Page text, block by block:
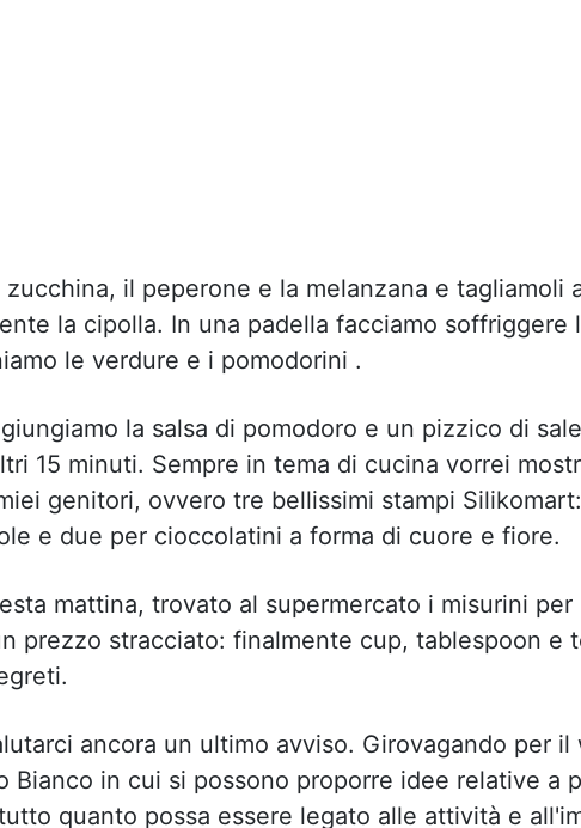
zucchina, il peperone e la melanzana e tagliamoli
la cipolla. In una padella facciamo soffriggere
le verdure e i pomodorini .
la salsa di pomodoro e un pizzico di
15 minuti. Sempre in tema di cucina vorrei
genitori, ovvero tre bellissimi stampi
e due per cioccolatini a forma di cuore e fiore.
mattina, trovato al supermercato i misurini
prezzo stracciato: finalmente cup, tablespoon e
ancora un ultimo avviso. Girovagando per
Bianco in cui si possono proporre idee relative a
quanto possa essere legato alle attività e